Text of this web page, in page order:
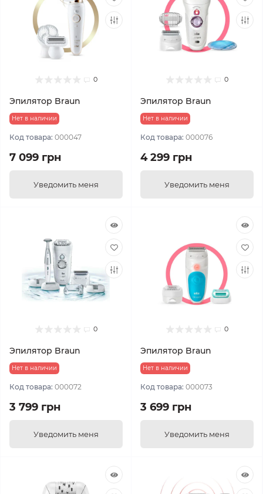
0
Эпилятор Braun
Нет в наличии
Код товара: 000047
7 099 грн
Уведомить меня
0
Эпилятор Braun
Нет в наличии
Код товара: 000076
4 299 грн
Уведомить меня
0
Эпилятор Braun
Нет в наличии
Код товара: 000072
3 799 грн
Уведомить меня
0
Эпилятор Braun
Нет в наличии
Код товара: 000073
3 699 грн
Уведомить меня